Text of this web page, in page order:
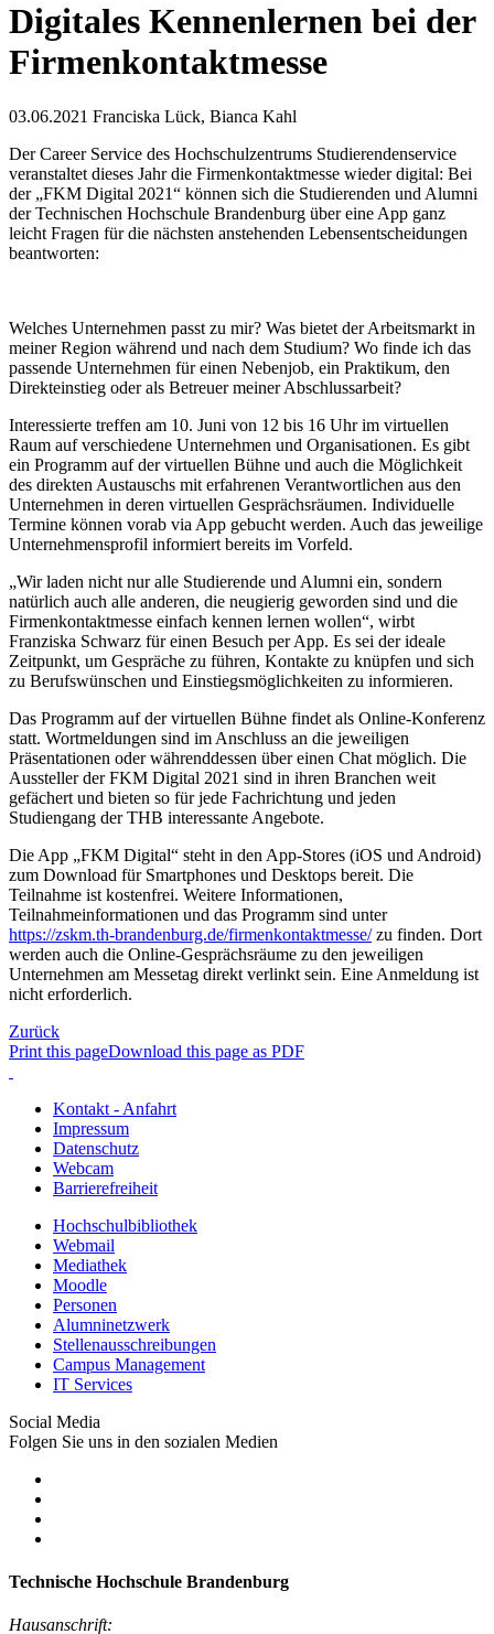
Digitales Kennenlernen bei der
Firmenkontaktmesse
03.06.2021 Franciska Lück, Bianca Kahl
Der Career Service des Hochschulzentrums Studierendenservice
veranstaltet dieses Jahr die Firmenkontaktmesse wieder digital: Bei
der „FKM Digital 2021“ können sich die Studierenden und Alumni
der Technischen Hochschule Brandenburg über eine App ganz
leicht Fragen für die nächsten anstehenden Lebensentscheidungen
beantworten:
Welches Unternehmen passt zu mir? Was bietet der Arbeitsmarkt in
meiner Region während und nach dem Studium? Wo finde ich das
passende Unternehmen für einen Nebenjob, ein Praktikum, den
Direkteinstieg oder als Betreuer meiner Abschlussarbeit?
Interessierte treffen am 10. Juni von 12 bis 16 Uhr im virtuellen
Raum auf verschiedene Unternehmen und Organisationen. Es gibt
ein Programm auf der virtuellen Bühne und auch die Möglichkeit
des direkten Austauschs mit erfahrenen Verantwortlichen aus den
Unternehmen in deren virtuellen Gesprächsräumen. Individuelle
Termine können vorab via App gebucht werden. Auch das jeweilige
Unternehmensprofil informiert bereits im Vorfeld.
„Wir laden nicht nur alle Studierende und Alumni ein, sondern
natürlich auch alle anderen, die neugierig geworden sind und die
Firmenkontaktmesse einfach kennen lernen wollen“, wirbt
Franziska Schwarz für einen Besuch per App. Es sei der ideale
Zeitpunkt, um Gespräche zu führen, Kontakte zu knüpfen und sich
zu Berufswünschen und Einstiegsmöglichkeiten zu informieren.
Das Programm auf der virtuellen Bühne findet als Online-Konferenz
statt. Wortmeldungen sind im Anschluss an die jeweiligen
Präsentationen oder währenddessen über einen Chat möglich. Die
Aussteller der FKM Digital 2021 sind in ihren Branchen weit
gefächert und bieten so für jede Fachrichtung und jeden
Studiengang der THB interessante Angebote.
Die App „FKM Digital“ steht in den App-Stores (iOS und Android)
zum Download für Smartphones und Desktops bereit. Die
Teilnahme ist kostenfrei. Weitere Informationen,
Teilnahmeinformationen und das Programm sind unter
https://zskm.th-brandenburg.de/firmenkontaktmesse/zu finden. Dort
werden auch die Online-Gesprächsräume zu den jeweiligen
Unternehmen am Messetag direkt verlinkt sein. Eine Anmeldung ist
nicht erforderlich.
Zurück
Print this pageDownload this page as PDF
Kontakt - Anfahrt
Impressum
Datenschutz
Webcam
Barrierefreiheit
Hochschulbibliothek
Webmail
Mediathek
Moodle
Personen
Alumninetzwerk
Stellenausschreibungen
Campus Management
IT Services
Social Media
Folgen Sie uns in den sozialen Medien
Technische Hochschule Brandenburg
Hausanschrift: